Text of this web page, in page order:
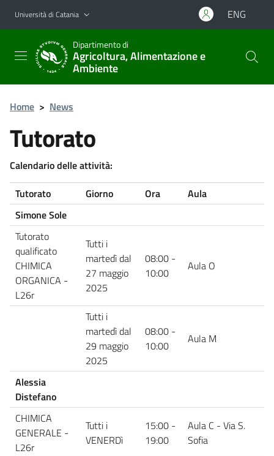
Vai al contenuto principale
Vai al menu di navigazione
Università di Catania ENG
Dipartimento di
Agricoltura, Alimentazione e
Ambiente
Home > News
Tutorato
Calendario delle attività:
Tutorato
Giorno Ora
Aula
Simone Sole
Tutorato
qualificato
CHIMICA
ORGANICA -
L26r
Tutti i
martedì dal
27 maggio
2025
08:00 -
10:00
Aula O
Tutti i
martedì dal
29 maggio
2025
08:00 -
10:00
Aula M
Alessia
Distefano
CHIMICA
GENERALE -
L26r
Tutti i
VENERDì
15:00 -
19:00
Aula C - Via S.
Sofia